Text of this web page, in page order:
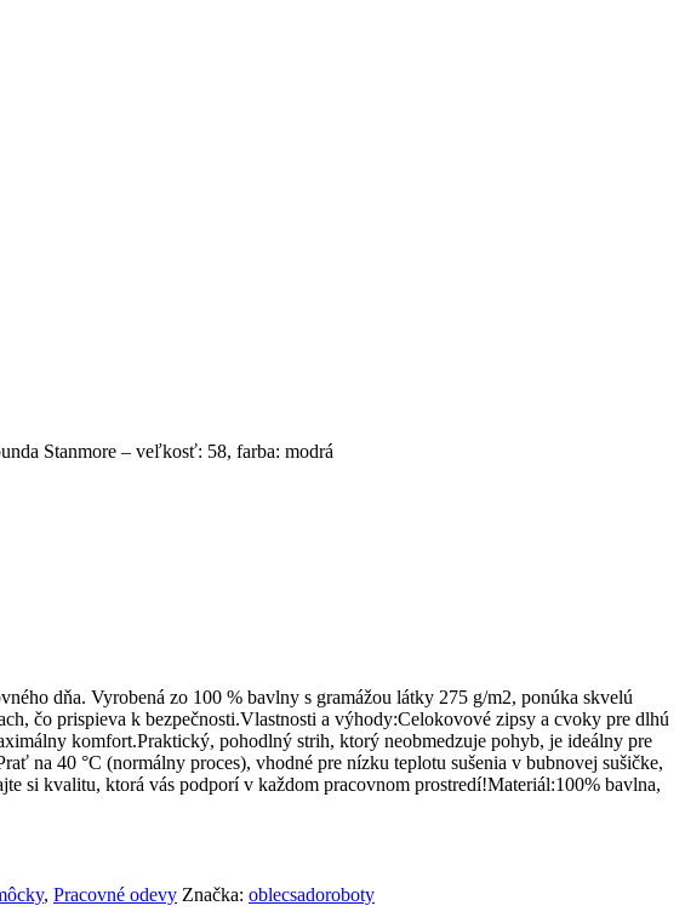
Stanmore – veľkosť: 58, farba: modrá
dňa. Vyrobená zo 100 % bavlny s gramážou látky 275 g/m2, ponúka skvelú
čo prispieva k bezpečnosti.Vlastnosti a výhody:Celokovové zipsy a cvoky pre dlhú
komfort.Praktický, pohodlný strih, ktorý neobmedzuje pohyb, je ideálny pre
na 40 °C (normálny proces), vhodné pre nízku teplotu sušenia v bubnovej sušičke,
si kvalitu, ktorá vás podporí v každom pracovnom prostredí!Materiál:100% bavlna,
, Pracovné odevy Značka: oblecsadoroboty